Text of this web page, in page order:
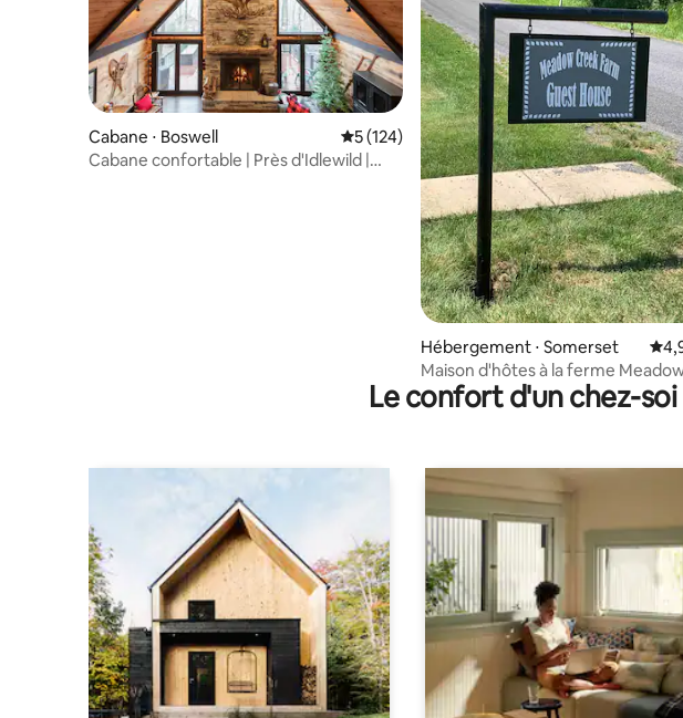
Cabane ⋅ Boswell Évaluation moyenne sur la base de 124
5 (124)
Cabane confortable | Près d'Idlewild |
Hébergement ⋅ Somerset
Maison d'hôtes à la ferme
Creek
Le confort d'un chez-